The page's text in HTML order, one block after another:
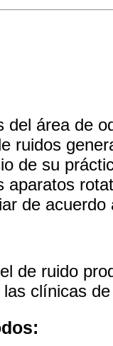
del área de
ruidos
de su
aparatos
de
de ruido
clínicas